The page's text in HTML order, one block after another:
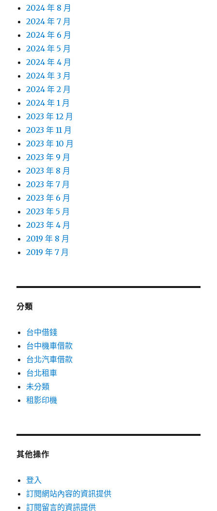
2024 年 8 月
2024 年 7 月
2024 年 6 月
2024 年 5 月
2024 年 4 月
2024 年 3 月
2024 年 2 月
2024 年 1 月
2023 年 12 月
2023 年 11 月
2023 年 10 月
2023 年 9 月
2023 年 8 月
2023 年 7 月
2023 年 6 月
2023 年 5 月
2023 年 4 月
2019 年 8 月
2019 年 7 月
分類
台中借錢
台中機車借款
台北汽車借款
台北租車
未分類
租影印機
其他操作
登入
訂閱網站內容的資訊提供
訂閱留言的資訊提供